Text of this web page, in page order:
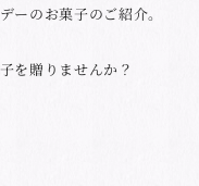
ーのお菓子のご紹介。
を贈りませんか？